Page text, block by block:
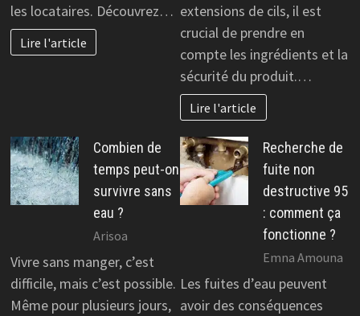
les locataires. Découvrez…
Lire l'article
extensions de cils, il est
crucial de prendre en
compte les ingrédients et la
sécurité du produit.…
Lire l'article
Combien de
temps peut-on
survivre sans
eau ?
Arisoa
Vivre sans manger, c’est
difficile, mais c’est possible.
Même pour plusieurs jours,
Recherche de
fuite non
destructive 95
: comment ça
fonctionne ?
Emna Amouna
Les fuites d’eau peuvent
avoir des conséquences